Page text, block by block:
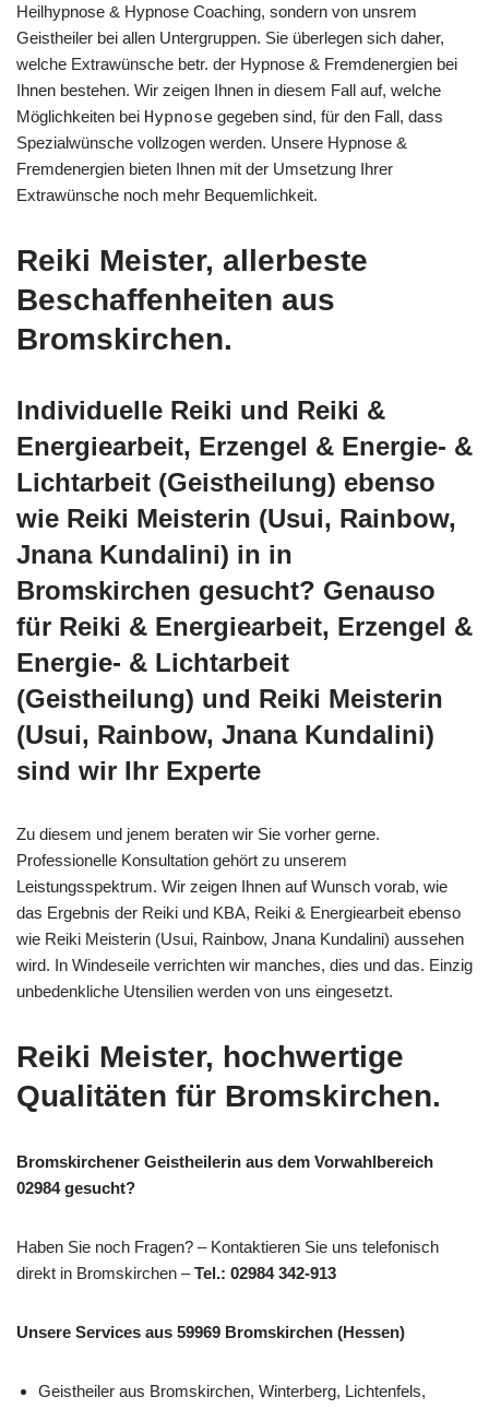
Heilhypnose & Hypnose Coaching, sondern von unsrem
Geistheiler bei allen Untergruppen. Sie überlegen sich daher,
welche Extrawünsche betr. der Hypnose & Fremdenergien bei
Ihnen bestehen. Wir zeigen Ihnen in diesem Fall auf, welche
Möglichkeiten bei Hypnose gegeben sind, für den Fall, dass
Spezialwünsche vollzogen werden. Unsere Hypnose &
Fremdenergien bieten Ihnen mit der Umsetzung Ihrer
Extrawünsche noch mehr Bequemlichkeit.
Reiki Meister, allerbeste
Beschaffenheiten aus
Bromskirchen.
Individuelle Reiki und Reiki &
Energiearbeit, Erzengel & Energie- &
Lichtarbeit (Geistheilung) ebenso
wie Reiki Meisterin (Usui, Rainbow,
Jnana Kundalini) in in
Bromskirchen gesucht? Genauso
für Reiki & Energiearbeit, Erzengel &
Energie- & Lichtarbeit
(Geistheilung) und Reiki Meisterin
(Usui, Rainbow, Jnana Kundalini)
sind wir Ihr Experte
Zu diesem und jenem beraten wir Sie vorher gerne.
Professionelle Konsultation gehört zu unserem
Leistungsspektrum. Wir zeigen Ihnen auf Wunsch vorab, wie
das Ergebnis der Reiki und KBA, Reiki & Energiearbeit ebenso
wie Reiki Meisterin (Usui, Rainbow, Jnana Kundalini) aussehen
wird. In Windeseile verrichten wir manches, dies und das. Einzig
unbedenkliche Utensilien werden von uns eingesetzt.
Reiki Meister, hochwertige
Qualitäten für Bromskirchen.
Bromskirchener Geistheilerin aus dem Vorwahlbereich
02984 gesucht?
Haben Sie noch Fragen? – Kontaktieren Sie uns telefonisch
direkt in Bromskirchen –Tel.: 02984 342-913
Unsere Services aus 59969 Bromskirchen (Hessen)
Geistheiler aus Bromskirchen, Winterberg, Lichtenfels,